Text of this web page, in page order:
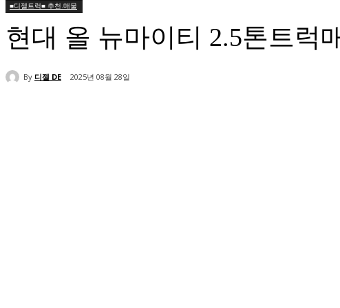
■디젤트럭■ 추천.매물
현대 올 뉴마이티 2.5톤트럭
By 디젤 DE 2025년 08월 28일